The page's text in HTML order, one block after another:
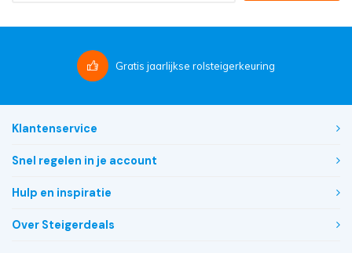
Gratis jaarlijkse rolsteigerkeuring
Klantenservice
Snel regelen in je account
Hulp en inspiratie
Over Steigerdeals